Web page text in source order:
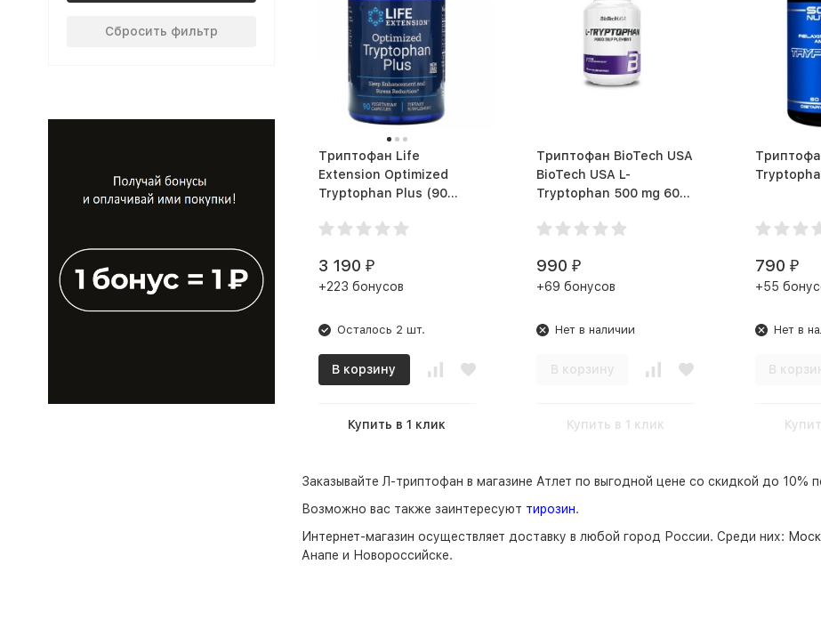
Триптофан Life
Extension Optimized
Tryptophan Plus (90
3 190 ₽
+223 бонусов
Осталось 2 шт.
В корзину
Купить в 1 клик
Триптофан BioTech USA
BioTech USA L-
Tryptophan 500 mg 60
990 ₽
+69 бонусов
Нет в наличии
В корзину
Купить в 1 клик
790 ₽
+55
Нет в
В
Заказывайте Л-триптофан в магазине Атлет по выгодной цене со скидкой до 10%
Возможно вас также заинтересуют тирозин.
Интернет-магазин осуществляет доставку в любой город России. Среди них:
Анапе и Новороссийске.
Сбросить фильтр